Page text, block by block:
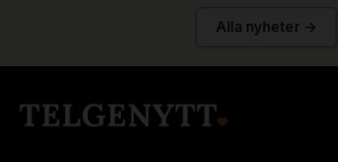
Alla nyheter →